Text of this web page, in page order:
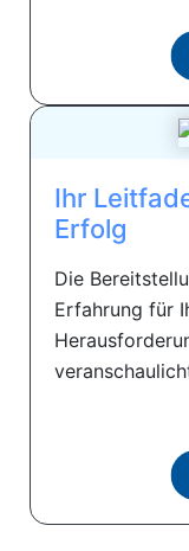
Ihr
Erfolg
Die
Erfahrung für